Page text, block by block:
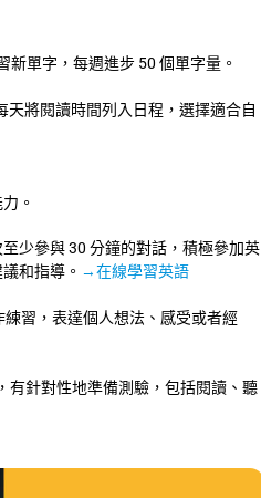
單字，每週進步 50 個單字量。
將閱讀時間列入日程，選擇適合自
。
少參與 30 分鐘的對話，積極參加英
和指導。 →在線學習英語
習，表達個人想法、感受或者經
有針對性地準備測驗，包括閱讀、聽